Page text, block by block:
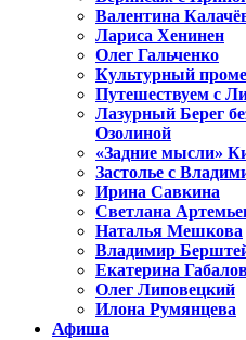
Валентина
Лариса Хенинен
Олег Гальченко
Культурный
Путешествуем с
Лазурный Берег
Озолиной
«Задние мысли»
Застолье с
Ирина Савкина
Светлана
Наталья Мешкова
Владимир
Екатерина
Олег Липовецкий
Илона Румянцева
Афиша